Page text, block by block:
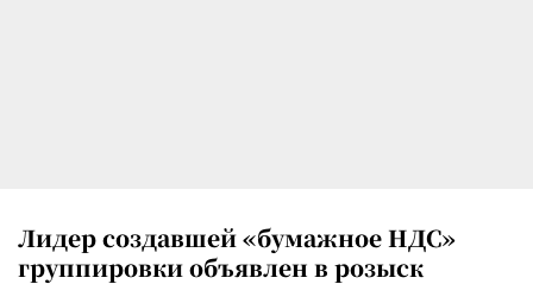
Лидер создавшей «бумажное НДС»
группировки объявлен в розыск